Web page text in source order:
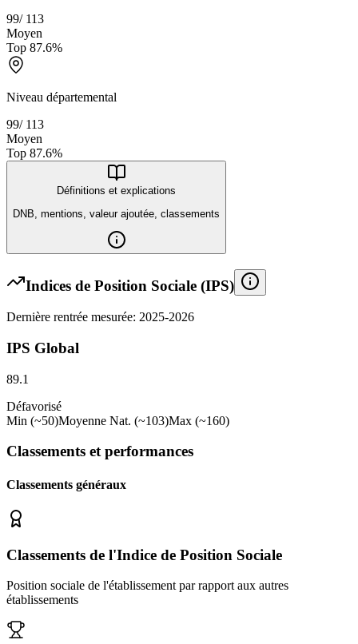
99/ 113
Moyen
Top 87.6%
Niveau départemental
99/ 113
Moyen
Top 87.6%
Définitions et explications
DNB, mentions, valeur ajoutée, classements
Indices de Position Sociale (IPS)
Dernière rentrée mesurée: 2025-2026
IPS Global
89.1
Défavorisé
Min (~50)Moyenne Nat. (~103)Max (~160)
Classements et performances
Classements généraux
Classements de l'Indice de Position Sociale
Position sociale de l'établissement par rapport aux autres
établissements